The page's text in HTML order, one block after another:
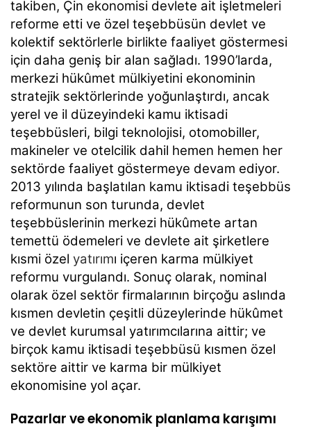
takiben, Çin ekonomisi devlete ait işletmeleri
reforme etti ve özel teşebbüsün devlet ve
kolektif sektörlerle birlikte faaliyet göstermesi
için daha geniş bir alan sağladı. 1990’larda,
merkezi hükûmet mülkiyetini ekonominin
stratejik sektörlerinde yoğunlaştırdı, ancak
yerel ve il düzeyindeki kamu iktisadi
teşebbüsleri, bilgi teknolojisi, otomobiller,
makineler ve otelcilik dahil hemen hemen her
sektörde faaliyet göstermeye devam ediyor.
2013 yılında başlatılan kamu iktisadi teşebbüs
reformunun son turunda, devlet
teşebbüslerinin merkezi hükûmete artan
temettü ödemeleri ve devlete ait şirketlere
kısmi özel yatırımı içeren karma mülkiyet
reformu vurgulandı. Sonuç olarak, nominal
olarak özel sektör firmalarının birçoğu aslında
kısmen devletin çeşitli düzeylerinde hükûmet
ve devlet kurumsal yatırımcılarına aittir; ve
birçok kamu iktisadi teşebbüsü kısmen özel
sektöre aittir ve karma bir mülkiyet
ekonomisine yol açar.
Pazarlar ve ekonomik planlama karışımı